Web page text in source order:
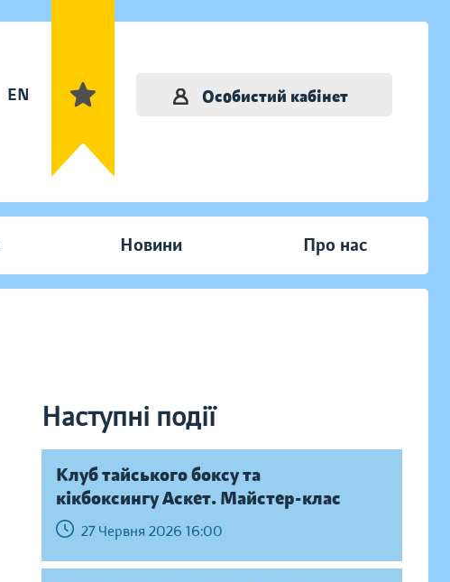
EN Особистий кабінет
Новини Про нас
Наступні події
Клуб тайського боксу та
кікбоксингу Аскет. Майстер-клас
27 Червня 2026 16:00